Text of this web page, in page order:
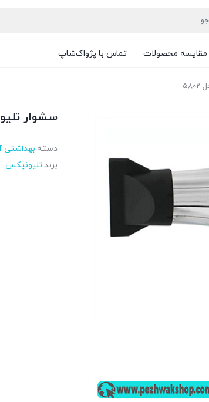
مقایسه محصولات تماس با پژواک‌شاپ
سشوار
دسته:بهداشتی
برند:تلیونیکس